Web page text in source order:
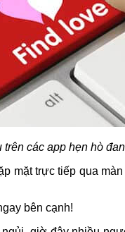
trên các app hẹn hò
mặt trực tiếp qua
bên cạnh!